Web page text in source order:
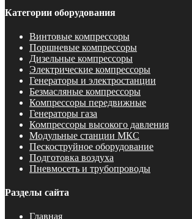
Категории оборудования
Винтовые компрессоры
Поршневые компрессоры
Дизельные компрессоры
Электрические компрессоры
Генераторы и электростанции
Безмасляные компрессоры
Компрессоры передвижные
Генераторы газа
Компрессоры высокого давления
Модульные станции МКС
Пескоструйное оборудование
Подготовка воздуха
Пневмосеть и трубопроводы
Разделы сайта
Главная